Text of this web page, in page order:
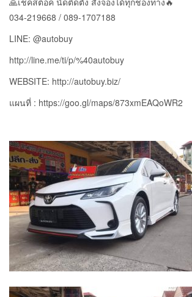
034-219668 / 089-1707188
LINE: @autobuy
http://line.me/ti/p/%40autobuy
WEBSITE: http://autobuy.biz/
แผนที่ : https://goo.gl/maps/873xmEAQoWR2